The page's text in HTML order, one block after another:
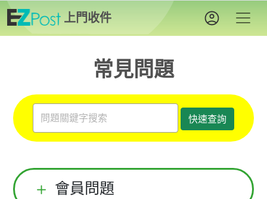
上門收件
常見問題
快速查詢
會員問題